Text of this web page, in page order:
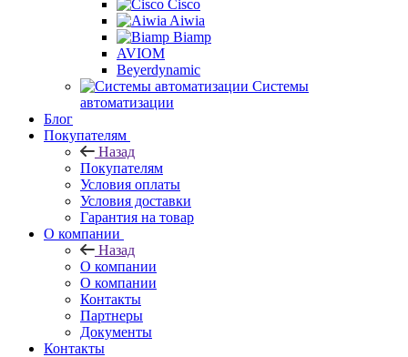
Cisco
Aiwia
Biamp
AVIOM
Beyerdynamic
Системы
автоматизации
Блог
Покупателям
Назад
Покупателям
Условия оплаты
Условия доставки
Гарантия на товар
О компании
Назад
О компании
О компании
Контакты
Партнеры
Документы
Контакты